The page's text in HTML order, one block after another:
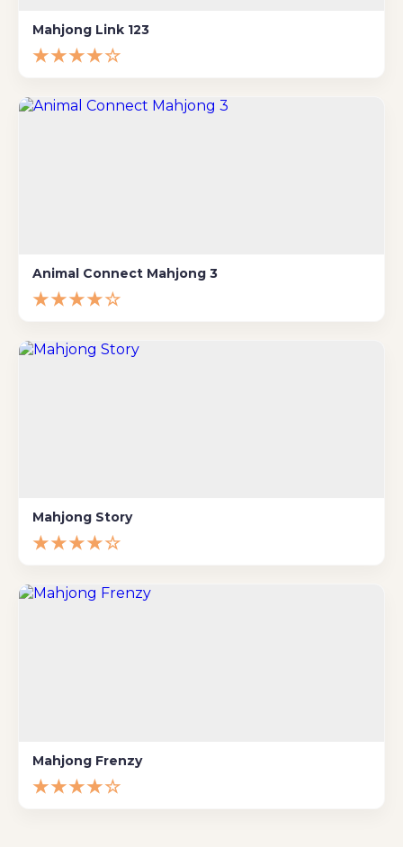
Mahjong Link 123
★★★★☆
Animal Connect Mahjong 3
★★★★☆
Mahjong Story
★★★★☆
Mahjong Frenzy
★★★★☆